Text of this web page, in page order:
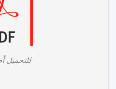
للتحميل